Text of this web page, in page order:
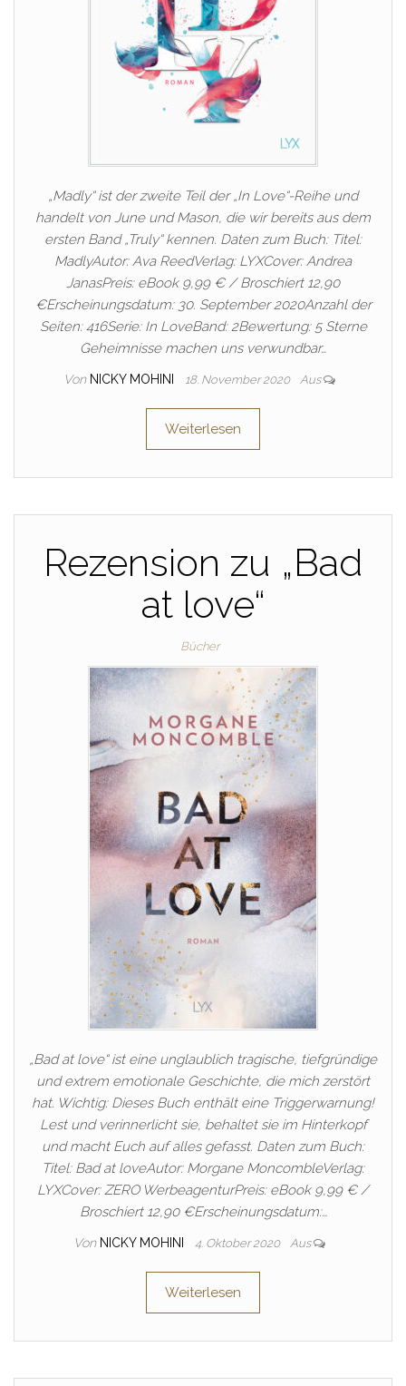
„Madly“ ist der zweite Teil der „In Love“-Reihe und
handelt von June und Mason, die wir bereits aus dem
ersten Band „Truly“ kennen. Daten zum Buch: Titel:
MadlyAutor: Ava ReedVerlag: LYXCover: Andrea
JanasPreis: eBook 9,99 € / Broschiert 12,90
€Erscheinungsdatum: 30. September 2020Anzahl der
Seiten: 416Serie: In LoveBand: 2Bewertung: 5 Sterne
Geheimnisse machen uns verwundbar…
Von NICKY MOHINI 18. November 2020 Aus
Weiterlesen
Rezension zu „Bad
at love“
Bücher
„Bad at love“ ist eine unglaublich tragische, tiefgründige
und extrem emotionale Geschichte, die mich zerstört
hat. Wichtig: Dieses Buch enthält eine Triggerwarnung!
Lest und verinnerlicht sie, behaltet sie im Hinterkopf
und macht Euch auf alles gefasst. Daten zum Buch:
Titel: Bad at loveAutor: Morgane MoncombleVerlag:
LYXCover: ZERO WerbeagenturPreis: eBook 9,99 € /
Broschiert 12,90 €Erscheinungsdatum:…
Von NICKY MOHINI 4. Oktober 2020 Aus
Weiterlesen